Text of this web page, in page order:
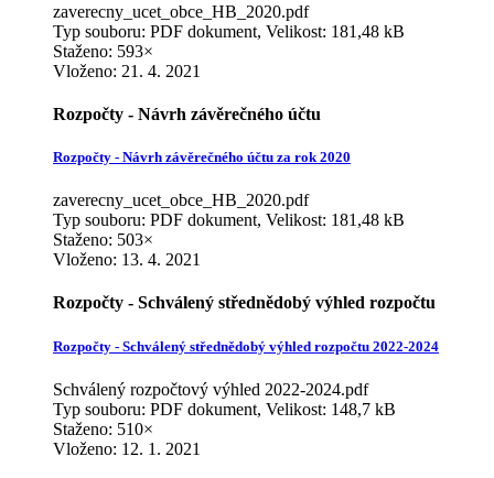
zaverecny_ucet_obce_HB_2020.pdf
Typ souboru: PDF dokument, Velikost: 181,48 kB
Staženo: 593×
Vloženo: 21. 4. 2021
Rozpočty - Návrh závěrečného účtu
Rozpočty - Návrh závěrečného účtu za rok 2020
zaverecny_ucet_obce_HB_2020.pdf
Typ souboru: PDF dokument, Velikost: 181,48 kB
Staženo: 503×
Vloženo: 13. 4. 2021
Rozpočty - Schválený střednědobý výhled rozpočtu
Rozpočty - Schválený střednědobý výhled rozpočtu 2022-2024
Schválený rozpočtový výhled 2022-2024.pdf
Typ souboru: PDF dokument, Velikost: 148,7 kB
Staženo: 510×
Vloženo: 12. 1. 2021